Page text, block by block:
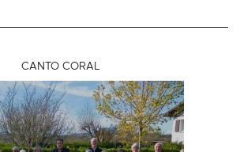
CANTO CORAL